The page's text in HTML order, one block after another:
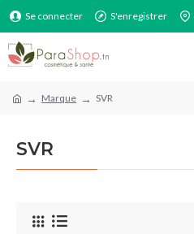
Se connecter S'enregistrer
Marque SVR
SVR